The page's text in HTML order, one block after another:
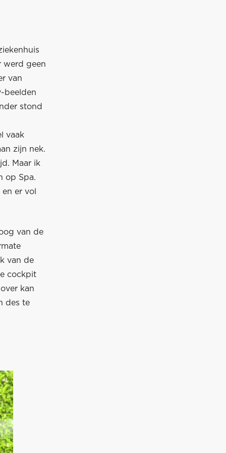
werd geen
van
beelden
stond
vaak
zijn nek.
Maar ik
op Spa.
er vol
van de
van de
cockpit
kan
des te